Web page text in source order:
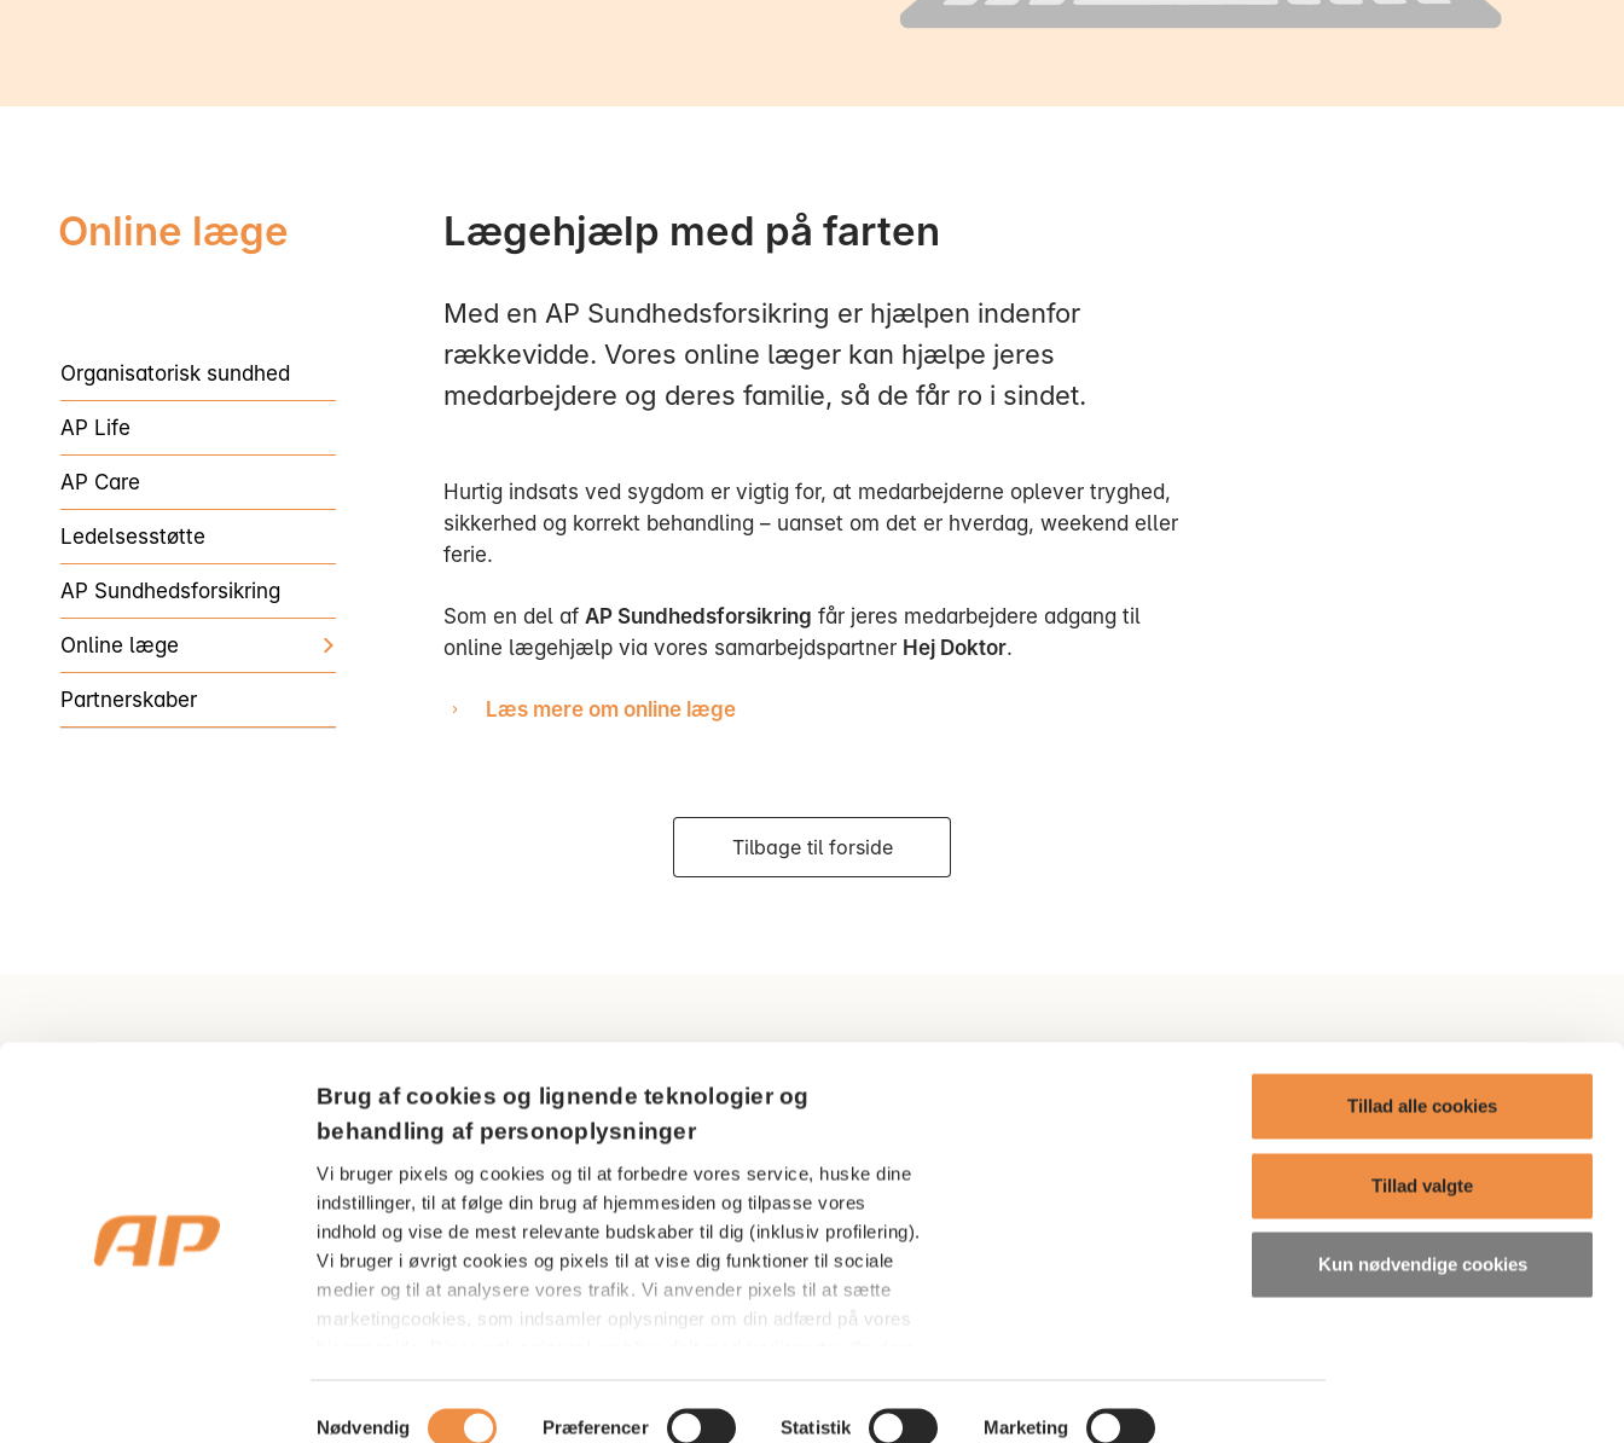
Brug af cookies og lignende teknologier og
behandling af personoplysninger
Vi bruger pixels og cookies og til at forbedre vores service, huske dine
indstillinger, til at følge din brug af hjemmesiden og tilpasse vores
indhold og vise de mest relevante budskaber til dig (inklusiv profilering).
Vi bruger i øvrigt cookies og pixels til at vise dig funktioner til sociale
medier og til at analysere vores trafik. Vi anvender pixels til at sætte
marketingcookies, som indsamler oplysninger om din adfærd på vores
på at vise dig relevante annoncer og måle effekten af vores
markedsføring. Du kan acceptere alle cookies eller vælge, hvilke
Samtykkevalg
Nødvendig Præferencer Statistik Marketing
Tillad alle cookies
Tillad valgte
Kun nødvendige cookies
Online læge
Organisatorisk sundhed
AP Life
AP Care
Ledelsesstøtte
AP Sundhedsforsikring
Online læge
Partnerskaber
Lægehjælp med på farten
Med en AP Sundhedsforsikring er hjælpen indenfor
rækkevidde. Vores online læger kan hjælpe jeres
medarbejdere og deres familie, så de får ro i sindet.
Hurtig indsats ved sygdom er vigtig for, at medarbejderne oplever tryghed,
sikkerhed og korrekt behandling – uanset om det er hverdag, weekend eller
ferie.
Som en del afAP Sundhedsforsikring får jeres medarbejdere adgang til
online lægehjælp via vores samarbejdspartner Hej Doktor.
Læs mere om online læge
Tilbage til forside
Ring til os
Åbningstider
Man-tors: 09.00-16.00
Fredag: 09.00-15.00
Følg os her
AP Care
Boliger
Presse
AP Pension
Sundkrogsgade 29
2150 Nordhavn
CVR nr 18 53 08 99